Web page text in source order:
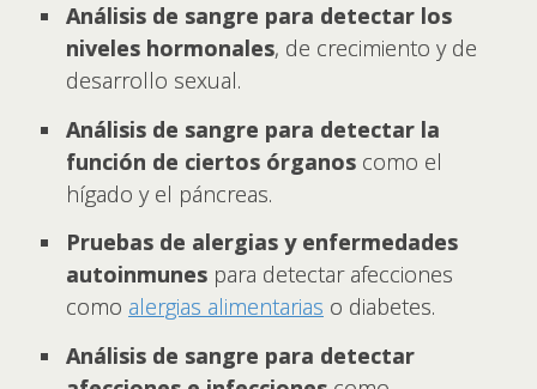
Análisis de sangre para detectar los
niveles hormonales, de crecimiento y de
desarrollo sexual.
Análisis de sangre para detectar la
función de ciertos órganos como el
hígado y el páncreas.
Pruebas de alergias y enfermedades
autoinmunes para detectar afecciones
como alergias alimentarias o diabetes.
Análisis de sangre para detectar